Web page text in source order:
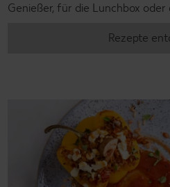
Genießer, für die Lunchbox oder
Rezepte